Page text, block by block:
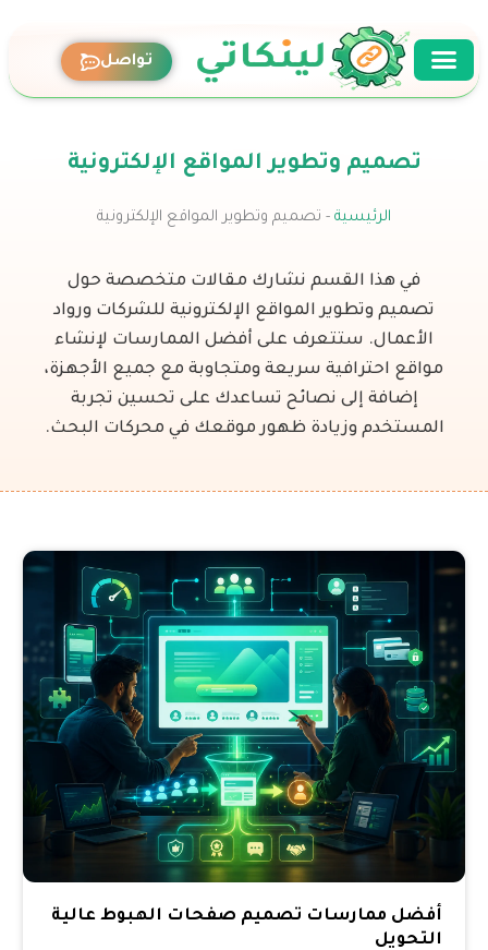
إلى
المحتوى
تواصل
تصميم وتطوير المواقع الإلكترونية
الرئيسية - تصميم وتطوير المواقع الإلكترونية
في هذا القسم نشارك مقالات متخصصة حول
تصميم وتطوير المواقع الإلكترونية للشركات ورواد
الأعمال. ستتعرف على أفضل الممارسات لإنشاء
مواقع احترافية سريعة ومتجاوبة مع جميع الأجهزة،
إضافة إلى نصائح تساعدك على تحسين تجربة
المستخدم وزيادة ظهور موقعك في محركات البحث.
أفضل ممارسات تصميم صفحات الهبوط عالية
التحويل